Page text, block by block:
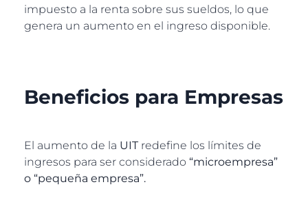
impuesto a la renta sobre sus sueldos, lo que
genera un aumento en el ingreso disponible.
Beneficios para Empresas
El aumento de la UITredefine los límites de
ingresos para ser considerado “microempresa”
o “pequeña empresa”.